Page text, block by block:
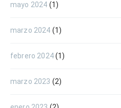
mayo 2024 (1)
marzo 2024 (1)
febrero 2024(1)
marzo 2023 (2)